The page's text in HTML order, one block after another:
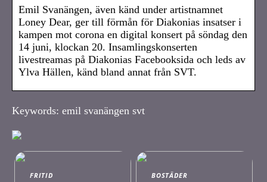
Emil Svanängen, även känd under artistnamnet
Loney Dear, ger till förmån för Diakonias insatser i
kampen mot corona en digital konsert på söndag den
14 juni, klockan 20. Insamlingskonserten
livestreamas på Diakonias Facebooksida och leds av
Ylva Hällen, känd bland annat från SVT.
Keywords: emil svanängen svt
FRITID BOSTÄDER